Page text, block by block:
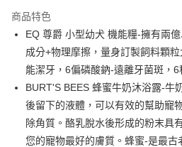
悠遊付
貨到付款
運送方式
每筆NT$80，滿NT$799(含以上)免運費
商品特色
EQ 尊爵 小型幼犬 機能糧-擁有兩
成分+物理摩擦，量身訂製飼料顆
能潔牙，6偏磷酸鈉-遠離牙菌斑，
BURT'S BEES 蜂蜜牛奶沐浴露-牛
後留下的液體，可以有效的幫助寵
除角質。酪乳脫水後形成的粉末具
您的寵物最好的膚質。蜂蜜-是最古